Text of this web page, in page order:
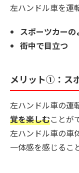
左ハンドル車を運
スポーツカー
街中で目立つ
メリット①：ス
左ハンドル車の運
覚を楽しむことが
左ハンドル車の車
一体感を感じるこ